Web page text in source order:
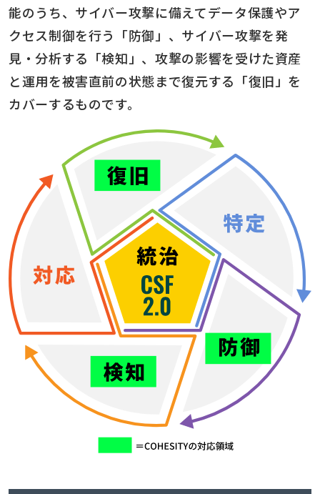
能のうち、サイバー攻撃に備えてデータ保護やア
クセス制御を行う「防御」、サイバー攻撃を発
見・分析する「検知」、攻撃の影響を受けた資産
と運用を被害直前の状態まで復元する「復旧」を
カバーするものです。​